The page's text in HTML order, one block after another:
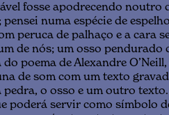
fosse apodrecendo noutro
numa espécie de espelho
peruca de palhaço e a cara
de nós; um osso pendurado
poema de Alexandre
de som com um texto
pedra, o osso e um outro texto.
poderá servir como símbolo